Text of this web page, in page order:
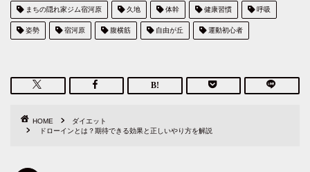
まちの隠れ家ジム宿河原 久地 体幹 健康習慣 呼吸
姿勢 宿河原 腹横筋 自由が丘 運動初心者
HOME
ダイエット
ドローインとは？期待できる効果と正しいやり方を解説